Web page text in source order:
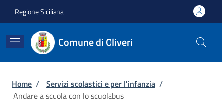
Regione Siciliana
Comune di Oliveri
Briciole di pane
Home / Servizi scolastici e per l'infanzia /
Andare a scuola con lo scuolabus